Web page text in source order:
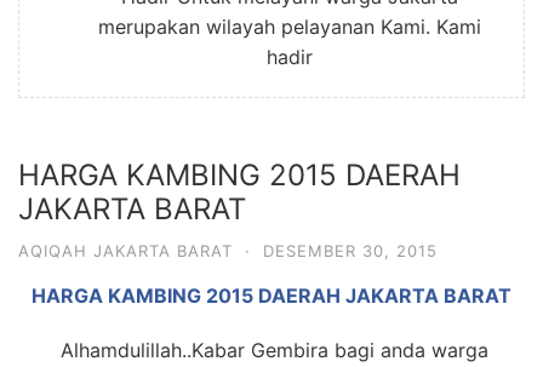
merupakan wilayah pelayanan Kami. Kami
hadir
HARGA KAMBING 2015 DAERAH
JAKARTA BARAT
AQIQAH JAKARTA BARAT · DESEMBER 30, 2015
HARGA KAMBING 2015 DAERAH JAKARTA BARAT
Alhamdulillah..Kabar Gembira bagi anda warga